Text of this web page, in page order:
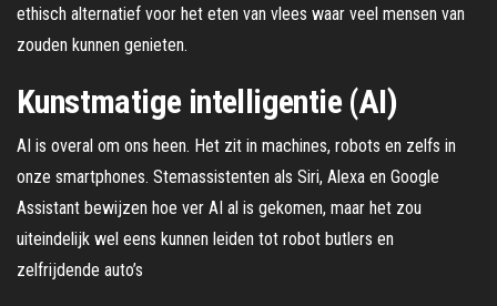
ethisch alternatief voor het eten van vlees waar veel mensen van
zouden kunnen genieten.
Kunstmatige intelligentie (AI)
AI is overal om ons heen. Het zit in machines, robots en zelfs in
onze smartphones. Stemassistenten als Siri, Alexa en Google
Assistant bewijzen hoe ver AI al is gekomen, maar het zou
uiteindelijk wel eens kunnen leiden tot robot butlers en
zelfrijdende auto’s